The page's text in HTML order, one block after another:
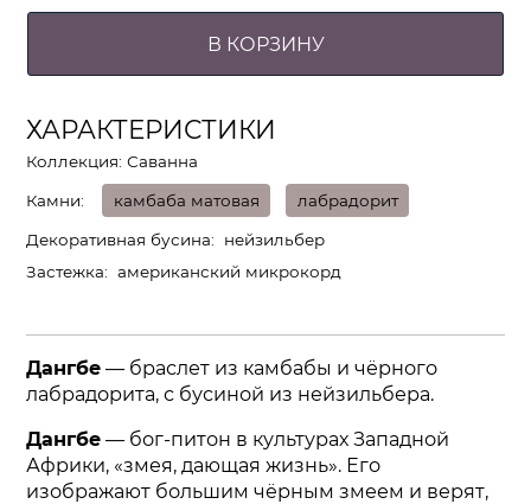
В КОРЗИНУ
ХАРАКТЕРИСТИКИ
Коллекция: Саванна
Камни камбаба матовая лабрадорит
Декоративная бусина
нейзильбер
Застежка
американский микрокорд
Дангбе — браслет из камбабы и чёрного
лабрадорита, с бусиной из нейзильбера.
Дангбе — бог-питон в культурах Западной
Африки, «змея, дающая жизнь». Его
изображают большим чёрным змеем и верят,